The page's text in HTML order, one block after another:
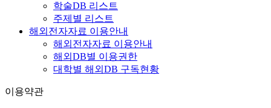
학술DB 리스트
주제별 리스트
해외전자자료 이용안내
해외전자자료 이용안내
해외DB별 이용권한
대학별 해외DB 구독현황
이용약관